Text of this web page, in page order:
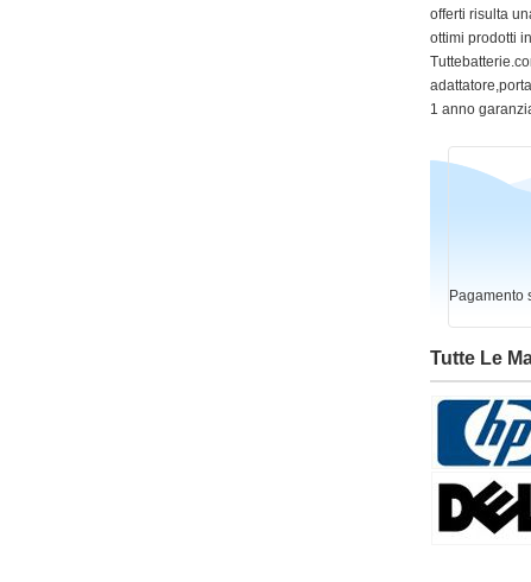
offerti risulta
ottimi prodotti
1 anno
Pagamento
Tutte Le